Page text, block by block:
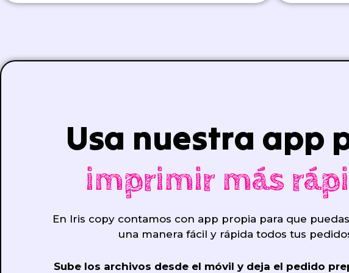
Usa nuestra app
imprimir más
En Iris copy contamos con app propia para que
una manera fácil y rápida todos tus
Sube los archivos desde el móvil y deja el pedido